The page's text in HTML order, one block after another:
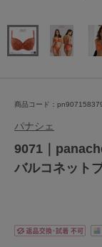
商品コード：
パナシェ
9071｜
バルコネット